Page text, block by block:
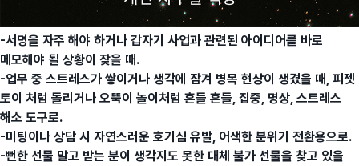
-서명을 자주 해야 하거나 갑자기 사업과 관련된 아이디어를 바로
메모해야 될 상황이 잦을 때.
-업무 중 스트레스가 쌓이거나 생각에 잠겨 병목 현상이 생겼을 때, 피젯
토이 처럼 돌리거나 오뚝이 놀이처럼 흔들 흔들, 집중, 명상, 스트레스
해소 도구로.
-미팅이나 상담 시 자연스러운 호기심 유발, 어색한 분위기 전환용으로.
-뻔한 선물 말고 받는 분이 생각지도 못한 대체 불가 선물을 찾고 있을